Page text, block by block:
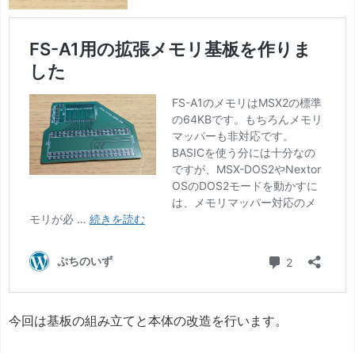
今回は基板の組み立てと本体の改造を行います。